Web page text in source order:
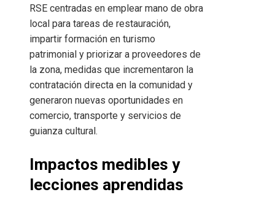
RSE centradas en emplear mano de obra
local para tareas de restauración,
impartir formación en turismo
patrimonial y priorizar a proveedores de
la zona, medidas que incrementaron la
contratación directa en la comunidad y
generaron nuevas oportunidades en
comercio, transporte y servicios de
guianza cultural.
Impactos medibles y
lecciones aprendidas